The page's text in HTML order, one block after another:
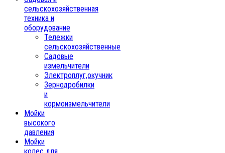
сельскохозяйственная
техника и
оборудование
Тележки
сельскохозяйственные
Садовые
измельчители
Электроплуг,окучник
Зернодробилки
и
кормоизмельчители
Мойки
высокого
давления
Мойки